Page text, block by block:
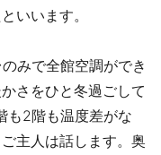
いいます。
みで全館空調ができ
さをひと冬過ごして
も2階も温度差がな
主人は話します。奥